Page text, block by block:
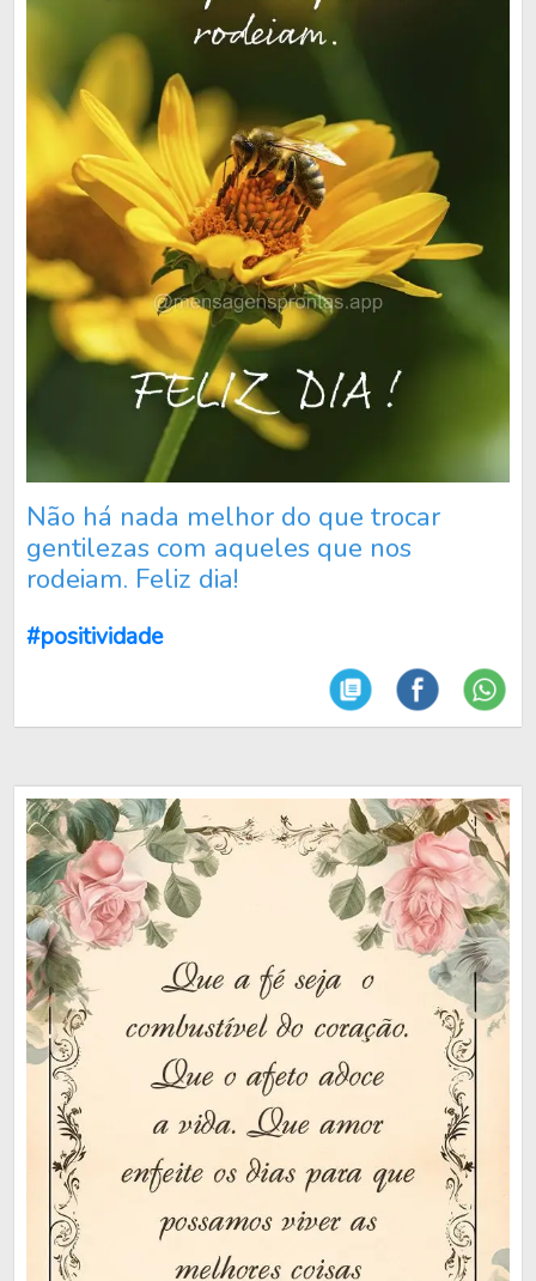
Não há nada melhor do que trocar
gentilezas com aqueles que nos
rodeiam. Feliz dia!
#positividade